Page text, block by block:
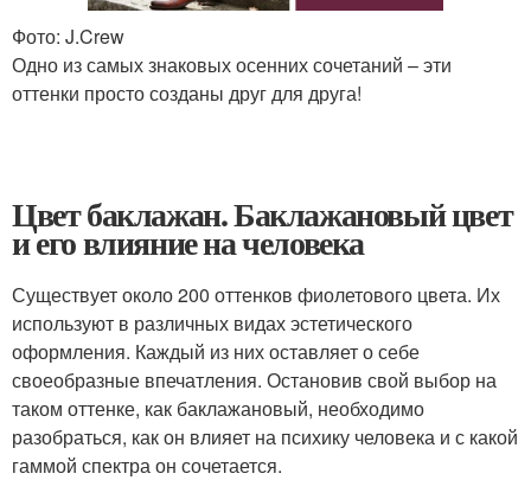
Фото: J.Crew
Одно из самых знаковых осенних сочетаний – эти
оттенки просто созданы друг для друга!
Цвет баклажан. Баклажановый цвет
и его влияние на человека
Существует около 200 оттенков фиолетового цвета. Их
используют в различных видах эстетического
оформления. Каждый из них оставляет о себе
своеобразные впечатления. Остановив свой выбор на
таком оттенке, как баклажановый, необходимо
разобраться, как он влияет на психику человека и с какой
гаммой спектра он сочетается.